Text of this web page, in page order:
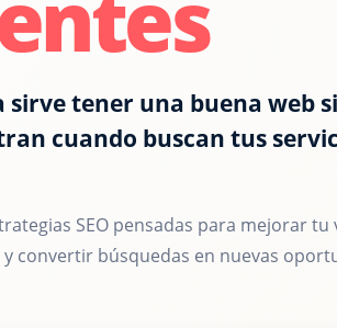
sirve tener una buena web
cuando buscan tus
SEO pensadas para mejorar
y convertir búsquedas en nuevas